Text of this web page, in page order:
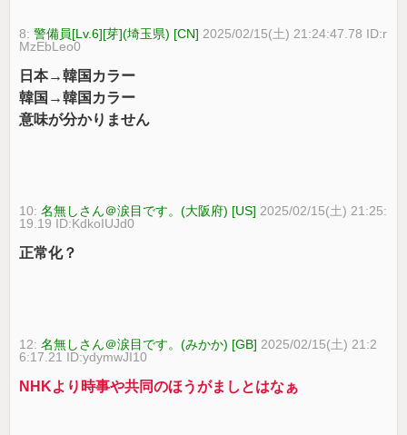
8:警備員[Lv.6][芽](埼玉県) [CN] 2025/02/15(土) 21:24:47.78 ID:r
MzEbLeo0
日本→韓国カラー
韓国→韓国カラー
意味が分かりません
10:名無しさん＠涙目です。(大阪府) [US] 2025/02/15(土) 21:25:
19.19 ID:KdkoIUJd0
正常化？
12:名無しさん＠涙目です。(みかか) [GB] 2025/02/15(土) 21:2
6:17.21 ID:ydymwJI10
NHKより時事や共同のほうがましとはなぁ